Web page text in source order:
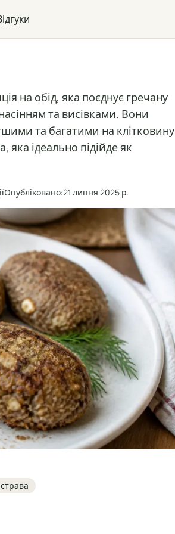
на обід, яка поєднує гречану
та висівками. Вони
та багатими на клітковину
яка ідеально підійде як
Опубліковано:21 липня 2025 р.